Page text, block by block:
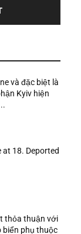
và đặc biệt là
Kyiv hiện
at 18. Deported
thỏa thuận với
biển phụ thuộc